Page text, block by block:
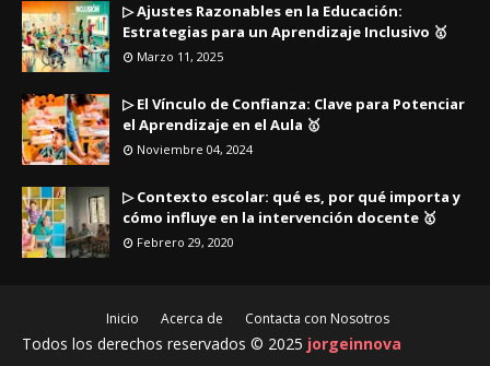
▷ Ajustes Razonables en la Educación:
Estrategias para un Aprendizaje Inclusivo 🥇
Marzo 11, 2025
▷ El Vínculo de Confianza: Clave para Potenciar
el Aprendizaje en el Aula 🥇
Noviembre 04, 2024
▷ Contexto escolar: qué es, por qué importa y
cómo influye en la intervención docente 🥇
Febrero 29, 2020
Inicio Acerca de Contacta con Nosotros
Todos los derechos reservados © 2025 jorgeinnova